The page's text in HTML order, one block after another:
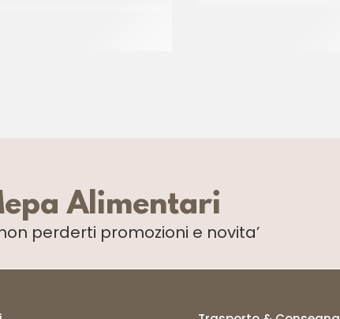
Alimentari
perderti promozioni e novita’